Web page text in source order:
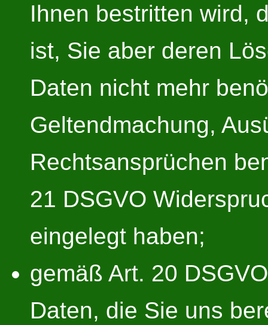
Ihnen bestritten wird,
ist, Sie aber deren
Daten nicht mehr
Geltendmachung,
Rechtsansprüchen
21 DSGVO
eingelegt haben;
gemäß Art. 20
Daten, die Sie uns